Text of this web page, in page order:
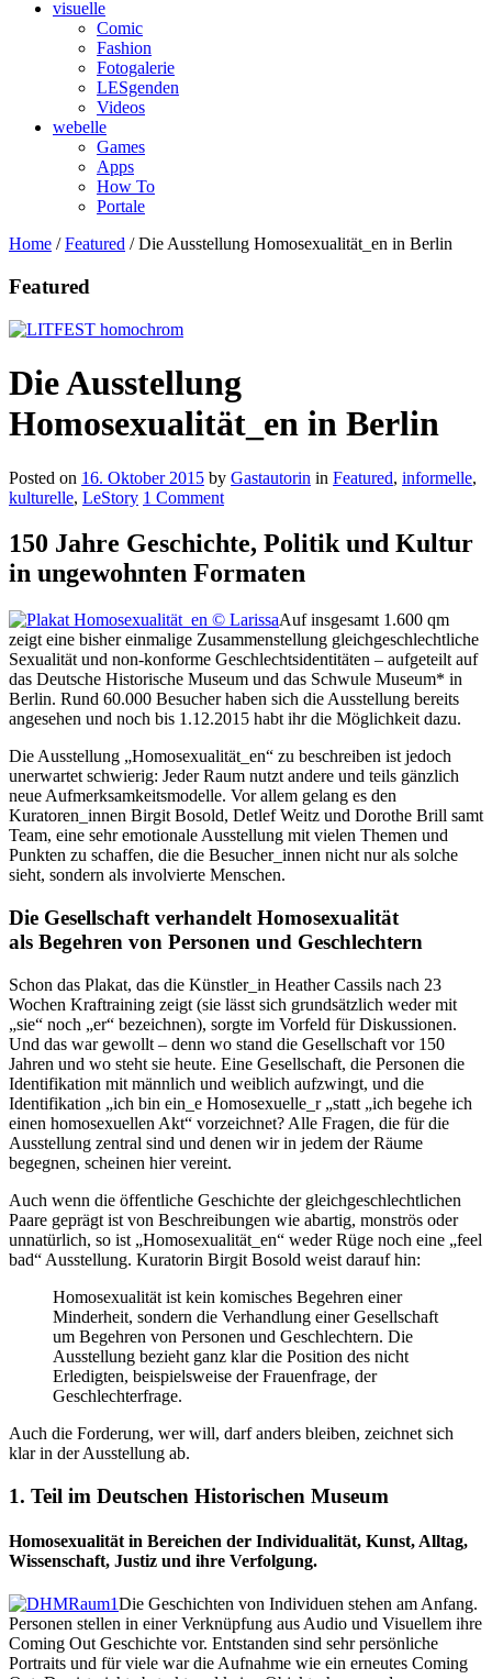
visuelle
Comic
Fashion
Fotogalerie
LESgenden
Videos
webelle
Games
Apps
How To
Portale
Home /Featured /Die Ausstellung Homosexualität_en in Berlin
Featured
Die Ausstellung
Homosexualität_en in Berlin
Posted on 16. Oktober 2015 by Gastautorin in Featured, informelle,
kulturelle, LeStory 1 Comment
150 Jahre Geschichte, Politik und Kultur
in ungewohnten Formaten
Auf insgesamt 1.600 qm
zeigt eine bisher einmalige Zusammenstellung gleichgeschlechtliche
Sexualität und non-konforme Geschlechtsidentitäten – aufgeteilt auf
das Deutsche Historische Museum und das Schwule Museum* in
Berlin. Rund 60.000 Besucher haben sich die Ausstellung bereits
angesehen und noch bis 1.12.2015 habt ihr die Möglichkeit dazu.
Die Ausstellung „Homosexualität_en“ zu beschreiben ist jedoch
unerwartet schwierig: Jeder Raum nutzt andere und teils gänzlich
neue Aufmerksamkeitsmodelle. Vor allem gelang es den
Kuratoren_innen Birgit Bosold, Detlef Weitz und Dorothe Brill samt
Team, eine sehr emotionale Ausstellung mit vielen Themen und
Punkten zu schaffen, die die Besucher_innen nicht nur als solche
sieht, sondern als involvierte Menschen.
Die Gesellschaft verhandelt Homosexualität
als Begehren von Personen und Geschlechtern
Schon das Plakat, das die Künstler_in Heather Cassils nach 23
Wochen Kraftraining zeigt (sie lässt sich grundsätzlich weder mit
„sie“ noch „er“ bezeichnen), sorgte im Vorfeld für Diskussionen.
Und das war gewollt – denn wo stand die Gesellschaft vor 150
Jahren und wo steht sie heute. Eine Gesellschaft, die Personen die
Identifikation mit männlich und weiblich aufzwingt, und die
Identifikation „ich bin ein_e Homosexuelle_r „statt „ich begehe ich
einen homosexuellen Akt“ vorzeichnet? Alle Fragen, die für die
Ausstellung zentral sind und denen wir in jedem der Räume
begegnen, scheinen hier vereint.
Auch wenn die öffentliche Geschichte der gleichgeschlechtlichen
Paare geprägt ist von Beschreibungen wie abartig, monströs oder
unnatürlich, so ist „Homosexualität_en“ weder Rüge noch eine „feel
bad“ Ausstellung. Kuratorin Birgit Bosold weist darauf hin:
Homosexualität ist kein komisches Begehren einer
Minderheit, sondern die Verhandlung einer Gesellschaft
um Begehren von Personen und Geschlechtern. Die
Ausstellung bezieht ganz klar die Position des nicht
Erledigten, beispielsweise der Frauenfrage, der
Geschlechterfrage.
Auch die Forderung, wer will, darf anders bleiben, zeichnet sich
klar in der Ausstellung ab.
1. Teil im Deutschen Historischen Museum
Homosexualität in Bereichen der Individualität, Kunst, Alltag,
Wissenschaft, Justiz und ihre Verfolgung.
Die Geschichten von Individuen stehen am Anfang.
Personen stellen in einer Verknüpfung aus Audio und Visuellem ihre
Coming Out Geschichte vor. Entstanden sind sehr persönliche
Portraits und für viele war die Aufnahme wie ein erneutes Coming